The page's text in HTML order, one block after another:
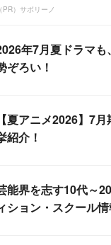
（PR）サボリーノ
年7月夏ドラマ
ぞろい！
【夏アニメ2026】7
紹介！
能界を志す10代～
ション・スクール